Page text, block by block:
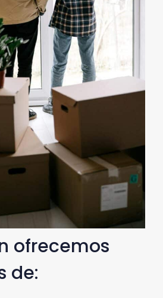
ofrecemos
de: